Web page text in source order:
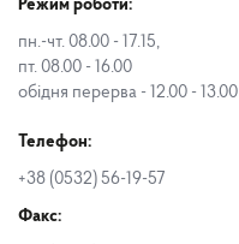
Режим роботи:
пн.-чт. 08.00 - 17.15,
пт. 08.00 - 16.00
обідня перерва - 12.00 - 13.00
Телефон:
+38 (0532) 56-19-57
Факс: